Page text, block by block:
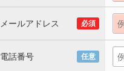
メールアドレス 必須
電話番号 任意